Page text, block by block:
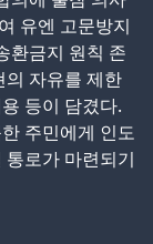
유엔 고문방지
환금지 원칙 존
의 자유를 제한
등이 담겼다.
주민에게 인도
로가 마련되기